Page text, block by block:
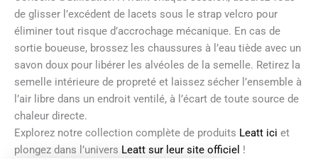
de glisser l’excédent de lacets sous le strap velcro pour
éliminer tout risque d’accrochage mécanique. En cas de
sortie boueuse, brossez les chaussures à l’eau tiède avec un
savon doux pour libérer les alvéoles de la semelle. Retirez la
semelle intérieure de propreté et laissez sécher l’ensemble à
l’air libre dans un endroit ventilé, à l’écart de toute source de
chaleur directe.
Explorez notre collection complète de produits Leatt ici et
plongez dans l’univers Leatt sur leur site officiel !